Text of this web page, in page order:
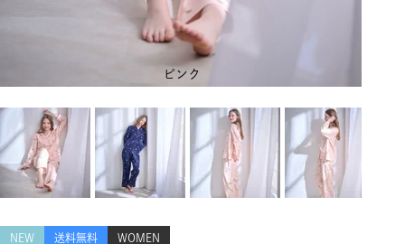
ピンク
NEW 送料無料 WOMEN